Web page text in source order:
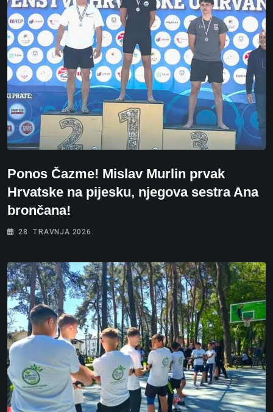
Ponos Čazme! Mislav Murlin prvak
Hrvatske na pijesku, njegova sestra Ana
brončana!
28. TRAVNJA 2026.